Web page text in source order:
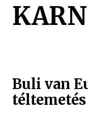
Buli van